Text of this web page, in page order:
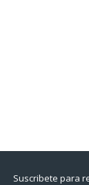
Suscribete para